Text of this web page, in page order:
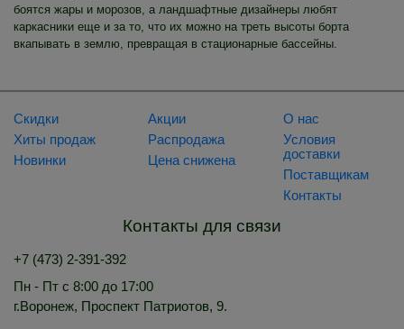
боятся жары и морозов, а ландшафтные дизайнеры любят
каркасники еще и за то, что их можно на треть высоты борта
вкапывать в землю, превращая в стационарные бассейны.
Скидки
Хиты продаж
Новинки
Акции
Распродажа
Цена снижена
О нас
Условия
доставки
Поставщикам
Контакты
Контакты для связи
+7 (473) 2-391-392
Пн - Пт с 8:00 до 17:00
г.Воронеж, Проспект Патриотов, 9.